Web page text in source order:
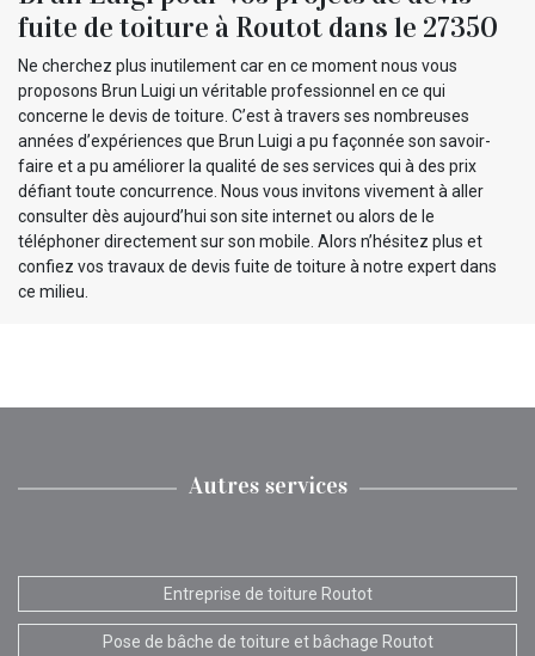
fuite de toiture à Routot dans le 27350
Ne cherchez plus inutilement car en ce moment nous vous
proposons Brun Luigi un véritable professionnel en ce qui
concerne le devis de toiture. C’est à travers ses nombreuses
années d’expériences que Brun Luigi a pu façonnée son savoir-
faire et a pu améliorer la qualité de ses services qui à des prix
défiant toute concurrence. Nous vous invitons vivement à aller
consulter dès aujourd’hui son site internet ou alors de le
téléphoner directement sur son mobile. Alors n’hésitez plus et
confiez vos travaux de devis fuite de toiture à notre expert dans
ce milieu.
Autres services
Entreprise de toiture Routot
Pose de bâche de toiture et bâchage Routot